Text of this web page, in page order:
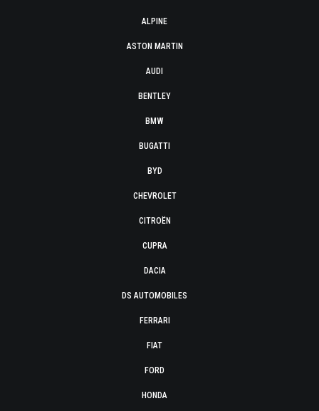
ALPINE
ASTON MARTIN
AUDI
BENTLEY
BMW
BUGATTI
BYD
CHEVROLET
CITROËN
CUPRA
DACIA
DS AUTOMOBILES
FERRARI
FIAT
FORD
HONDA